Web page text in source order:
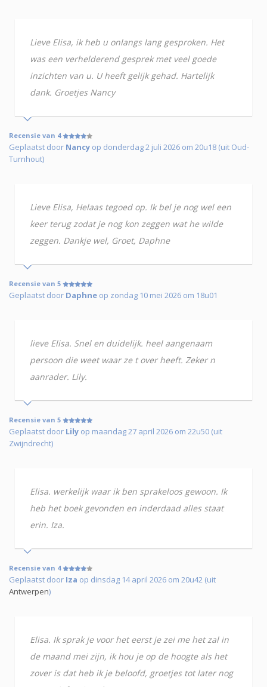
Lieve Elisa, ik heb u onlangs lang gesproken. Het
was een verhelderend gesprek met veel goede
inzichten van u. U heeft gelijk gehad. Hartelijk
dank. Groetjes Nancy
Recensie van 4
Geplaatst door Nancy op donderdag 2 juli 2026 om 20u18 (uit Oud-
Turnhout)
Lieve Elisa, Helaas tegoed op. Ik bel je nog wel een
keer terug zodat je nog kon zeggen wat he wilde
zeggen. Dankje wel, Groet, Daphne
Recensie van 5
Geplaatst door Daphne op zondag 10 mei 2026 om 18u01
lieve Elisa. Snel en duidelijk. heel aangenaam
persoon die weet waar ze t over heeft. Zeker n
aanrader. Lily.
Recensie van 5
Geplaatst door Lily op maandag 27 april 2026 om 22u50 (uit
Zwijndrecht)
Elisa. werkelijk waar ik ben sprakeloos gewoon. Ik
heb het boek gevonden en inderdaad alles staat
erin. Iza.
Recensie van 4
Geplaatst door Iza op dinsdag 14 april 2026 om 20u42 (uit
Antwerpen)
Elisa. Ik sprak je voor het eerst je zei me het zal in
de maand mei zijn, ik hou je op de hoogte als het
zover is dat heb ik je beloofd, groetjes tot later nog